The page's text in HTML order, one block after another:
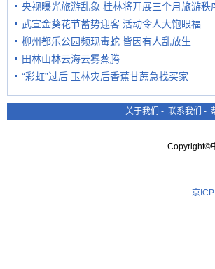
央视曝光旅游乱象 桂林将开展三个月旅游秩
武宣金葵花节蓄势迎客 活动令人大饱眼福
柳州都乐公园频现毒蛇 皆因有人乱放生
田林山林云海云雾蒸腾
“彩虹”过后 玉林灾后香蕉甘蔗急找买家
关于我们 - 联系我们 -
Copyright©
京